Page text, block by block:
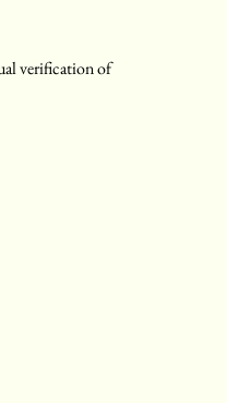
verification of